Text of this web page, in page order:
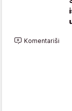
Komentariši